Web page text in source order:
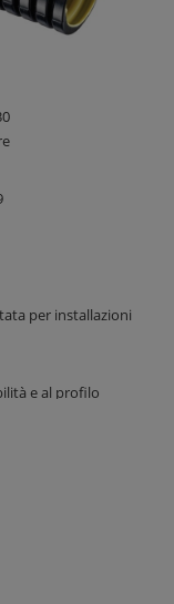
per installazioni
e al profilo
e la
e sicurezza